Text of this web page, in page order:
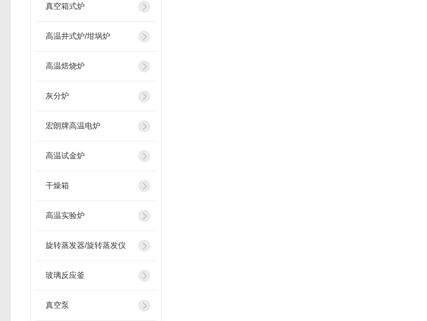
真空箱式炉
高温井式炉/坩埚炉
高温焙烧炉
灰分炉
宏朗牌高温电炉
高温试金炉
干燥箱
高温实验炉
旋转蒸发器/旋转蒸发仪
玻璃反应釜
真空泵